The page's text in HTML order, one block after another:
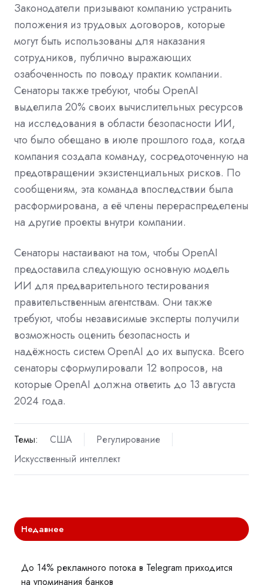
Законодатели призывают компанию устранить
положения из трудовых договоров, которые
могут быть использованы для наказания
сотрудников, публично выражающих
озабоченность по поводу практик компании.
Сенаторы также требуют, чтобы OpenAI
выделила 20% своих вычислительных ресурсов
на исследования в области безопасности ИИ,
что было обещано в июле прошлого года, когда
компания создала команду, сосредоточенную на
предотвращении экзистенциальных рисков. По
сообщениям, эта команда впоследствии была
расформирована, а её члены перераспределены
на другие проекты внутри компании.
Сенаторы настаивают на том, чтобы OpenAI
предоставила следующую основную модель
ИИ для предварительного тестирования
правительственным агентствам. Они также
требуют, чтобы независимые эксперты получили
возможность оценить безопасность и
надёжность систем OpenAI до их выпуска. Всего
сенаторы сформулировали 12 вопросов, на
которые OpenAI должна ответить до 13 августа
2024 года.
Темы: США
Регулирование
Искусственный интеллект
Недавнее
До 14% рекламного потока в Telegram приходится
на упоминания банков